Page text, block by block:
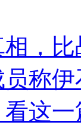
，
称
这